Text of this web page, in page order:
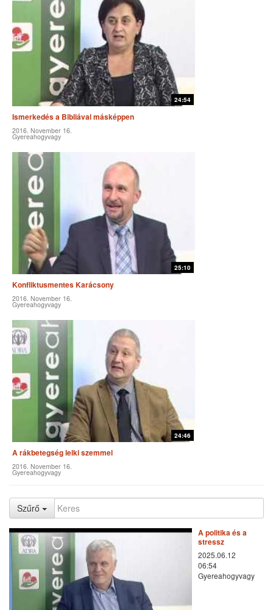
24:54
Ismerkedés a Bibliával másképpen
2016. November 16.
Gyereahogyvagy
25:10
Konfliktusmentes Karácsony
2016. November 16.
Gyereahogyvagy
24:46
A rákbetegség lelki szemmel
2016. November 16.
Gyereahogyvagy
Szűrő
A politika és a
stressz
2025.06.12
06:54
Gyereahogyvagy